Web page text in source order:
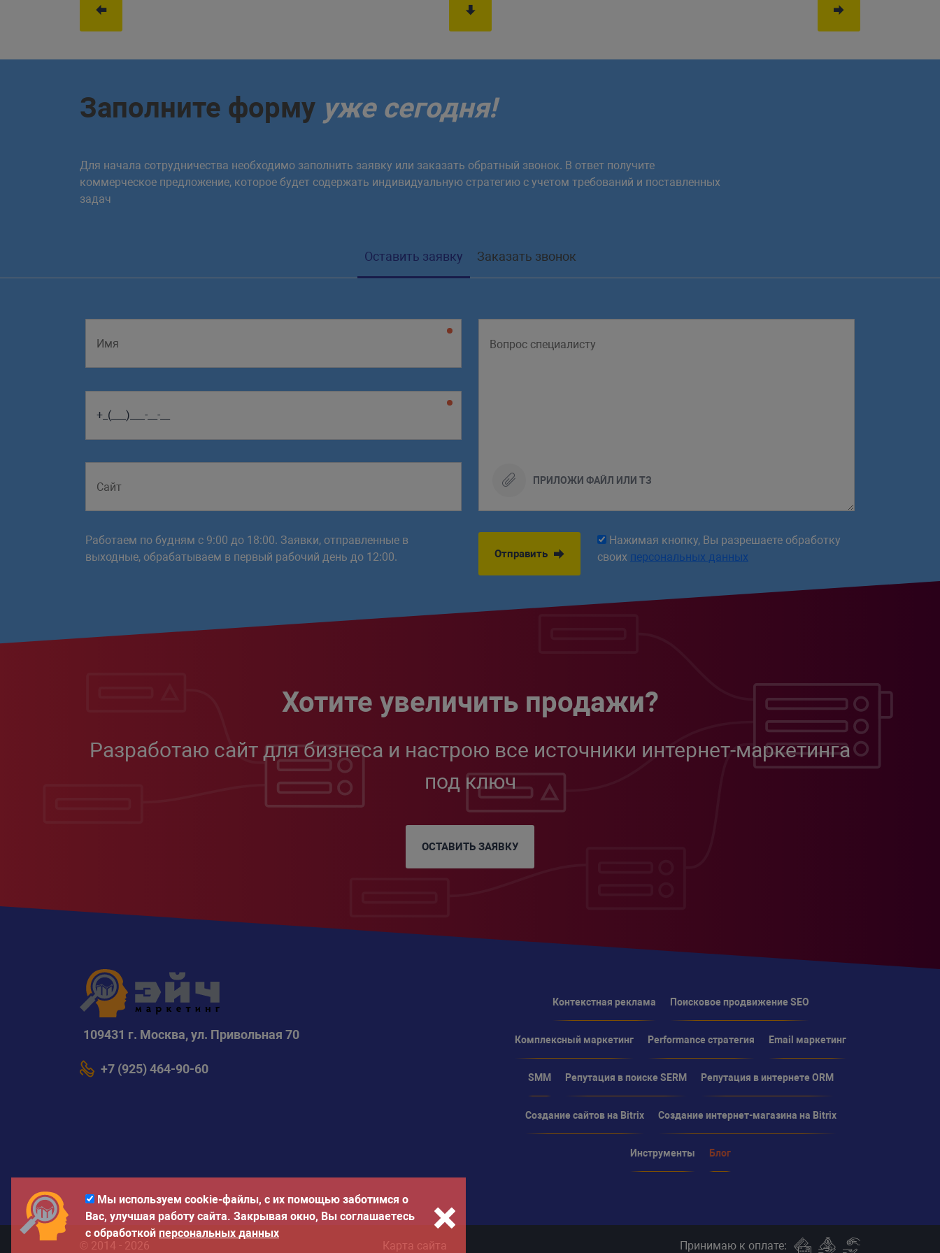
Мы используем cookie-файлы, с их помощью заботимся о
Вас, улучшая работу сайта. Закрывая окно, Вы соглашаетесь
с обработкой персональных данных
Заполните форму уже сегодня!
Для начала сотрудничества необходимо заполнить заявку или заказать обратный звонок. В ответ получите
коммерческое предложение, которое будет содержать индивидуальную стратегию с учетом требований и поставленных
задач
Оставить заявку Заказать звонок
ПРИЛОЖИ ФАЙЛ ИЛИ ТЗ
Работаем по будням с 9:00 до 18:00. Заявки, отправленные в
выходные, обрабатываем в первый рабочий день до 12:00.
Отправить
Нажимая кнопку, Вы разрешаете обработку
своих персональных данных
Хотите увеличить продажи?
Разработаю сайт для бизнеса и настрою все источники интернет-маркетинга
под ключ
ОСТАВИТЬ ЗАЯВКУ
109431 г. Москва, ул. Привольная 70
+7 (925) 464-90-60
Контекстная реклама Поисковое продвижение SEO
Комплексный маркетинг Performance стратегия Email маркетинг
SMM Репутация в поиске SERM Репутация в интернете ORM
Создание сайтов на Bitrix Создание интернет-магазина на Bitrix
Инструменты Блог
© 2014 - 2026 Карта сайта Принимаю к оплате: